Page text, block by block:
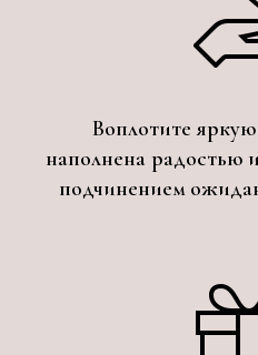
Воплотите
наполнена радостью
подчинением